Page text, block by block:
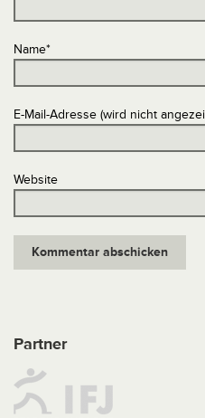
Name*
E-Mail-Adresse (wird nicht
Website
Partner